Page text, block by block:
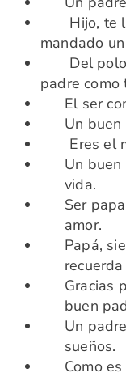
Hijo, te
mandado
Del polo
padre como
El ser
Un
Eres el
Un
vida.
Ser
amor.
Papá,
Gracias
buen
Un
sueños.
Como